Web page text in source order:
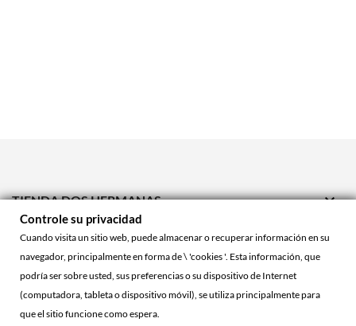
TIENDA DOS HERMANAS 
TIENDA ONLINE 
ACCOUNT
Controle su privacidad
Cuando visita un sitio web, puede almacenar o recuperar información en su
navegador, principalmente en forma de \ 'cookies '. Esta información, que
podría ser sobre usted, sus preferencias o su dispositivo de Internet
(computadora, tableta o dispositivo móvil), se utiliza principalmente para
que el sitio funcione como espera.